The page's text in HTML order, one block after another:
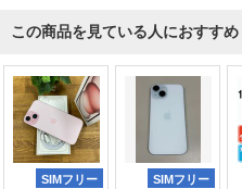
この商品を見ている人におすすめ
SIMフリー SIMフリー